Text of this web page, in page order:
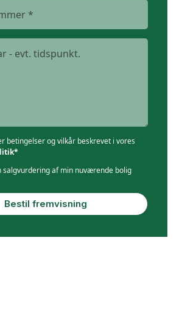
betingelser og vilkår beskrevet i vores
salgvurdering af min nuværende bolig